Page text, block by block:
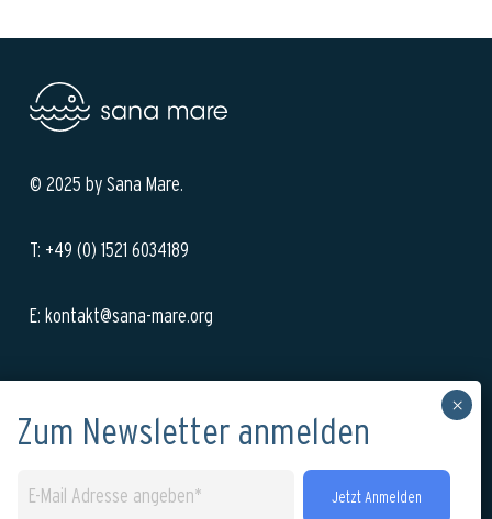
© 2025 by Sana Mare.
T: +49 (0) 1521 6034189
E: kontakt@sana-mare.org